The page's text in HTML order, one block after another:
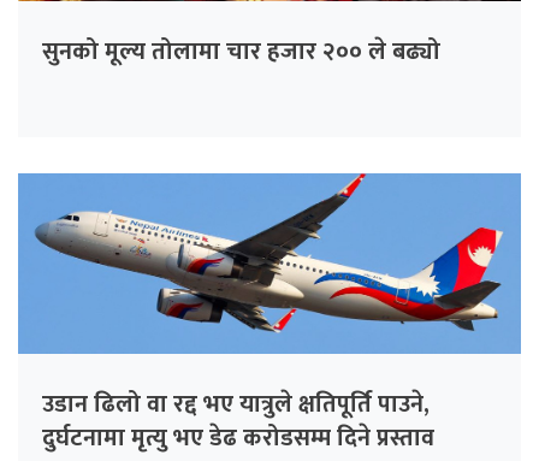
सुनको मूल्य तोलामा चार हजार २०० ले बढ्यो
उडान ढिलो वा रद्द भए यात्रुले क्षतिपूर्ति पाउने,
दुर्घटनामा मृत्यु भए डेढ करोडसम्म दिने प्रस्ताव